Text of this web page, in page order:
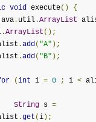
void execute()
{
java
. util.ArrayList
.ArrayList ();
alist
.add( "A" );
alist
.add( "B" );
(int i = 0 ; i <
String s =
.get (i);